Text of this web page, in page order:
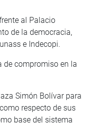
al Palacio
de la democracia,
e Indecopi.
de compromiso en la
Simón Bolívar para
respecto de sus
base del sistema